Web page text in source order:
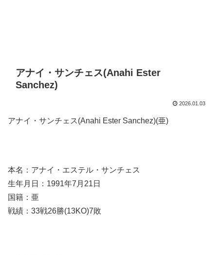
アナイ・サンチェス(Anahi Ester
Sanchez)
2026.01.03
アナイ・サンチェス(Anahi Ester Sanchez)(亜)
本名：アナイ・エステル・サンチェス
生年月日：1991年7月21日
国籍：亜
戦績：33戦26勝(13KO)7敗